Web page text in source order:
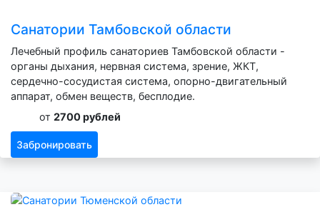
Санатории Тамбовской области
Лечебный профиль санаториев Тамбовской области -
органы дыхания, нервная система, зрение, ЖКТ,
сердечно-сосудистая система, опорно-двигательный
аппарат, обмен веществ, бесплодие.
от 2700 рублей
Забронировать